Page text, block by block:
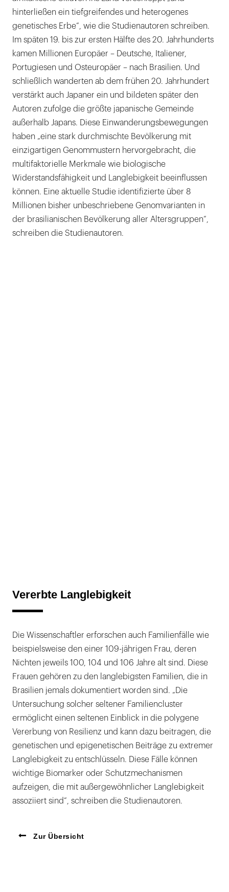
hinterließen ein tiefgreifendes und heterogenes
genetisches Erbe“, wie die Studienautoren schreiben.
Im späten 19. bis zur ersten Hälfte des 20. Jahrhunderts
kamen Millionen Europäer – Deutsche, Italiener,
Portugiesen und Osteuropäer – nach Brasilien. Und
schließlich wanderten ab dem frühen 20. Jahrhundert
verstärkt auch Japaner ein und bildeten später den
Autoren zufolge die größte japanische Gemeinde
außerhalb Japans. Diese Einwanderungsbewegungen
haben „eine stark durchmischte Bevölkerung mit
einzigartigen Genommustern hervorgebracht, die
multifaktorielle Merkmale wie biologische
Widerstandsfähigkeit und Langlebigkeit beeinflussen
können. Eine aktuelle Studie identifizierte über 8
Millionen bisher unbeschriebene Genomvarianten in
der brasilianischen Bevölkerung aller Altersgruppen“,
schreiben die Studienautoren.
Vererbte Langlebigkeit
Die Wissenschaftler erforschen auch Familienfälle wie
beispielsweise den einer 109-jährigen Frau, deren
Nichten jeweils 100, 104 und 106 Jahre alt sind. Diese
Frauen gehören zu den langlebigsten Familien, die in
Brasilien jemals dokumentiert worden sind. „Die
Untersuchung solcher seltener Familiencluster
ermöglicht einen seltenen Einblick in die polygene
Vererbung von Resilienz und kann dazu beitragen, die
genetischen und epigenetischen Beiträge zu extremer
Langlebigkeit zu entschlüsseln. Diese Fälle können
wichtige Biomarker oder Schutzmechanismen
aufzeigen, die mit außergewöhnlicher Langlebigkeit
assoziiert sind“, schreiben die Studienautoren.
Zur Übersicht